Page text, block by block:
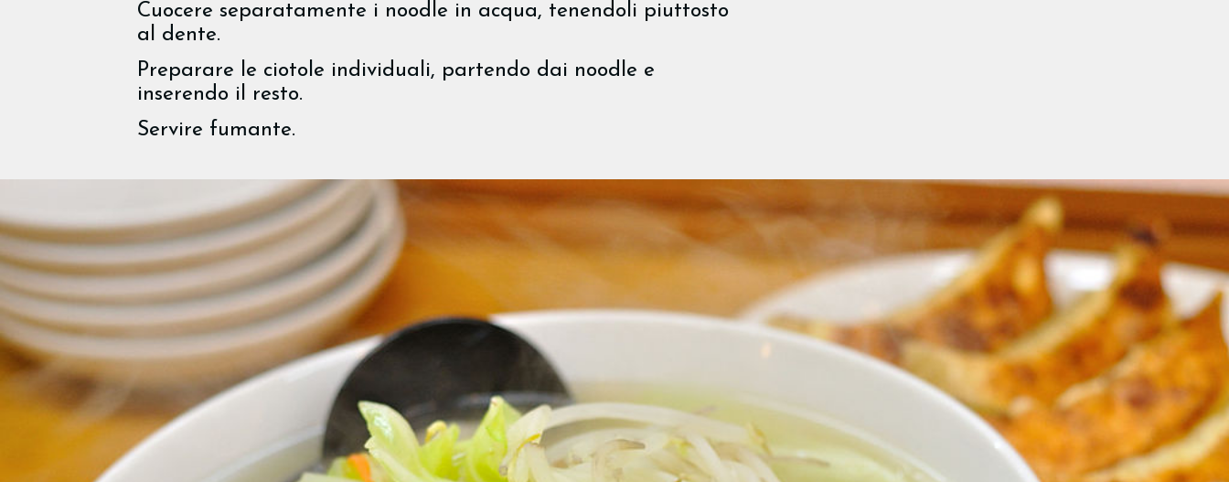
Cuocere separatamente i noodle in acqua, tenendoli piuttosto
al dente.
Preparare le ciotole individuali, partendo dai noodle e
inserendo il resto.
Servire fumante.